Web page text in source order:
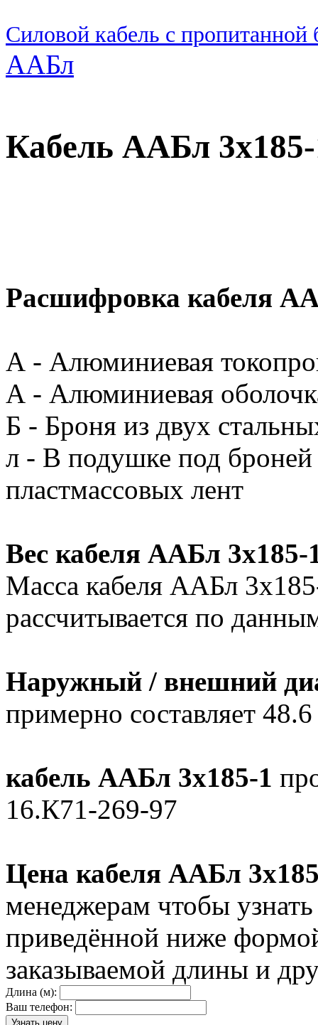
Силовой кабель с
ААБл
Кабель ААБл
Расшифровка кабеля
А - Алюминиевая
А - Алюминиевая
Б - Броня из двух
л - В подушке под броней
пластмассовых лент
Вес кабеля ААБл 3х185-
Масса кабеля ААБл
рассчитывается по
Наружный / внешний
примерно составляет
кабель ААБл 3х185-1
16.К71-269-97
Цена кабеля ААБл
менеджерам чтобы
приведённой ниже
заказываемой длины и
Длина (м):
Ваш телефон: